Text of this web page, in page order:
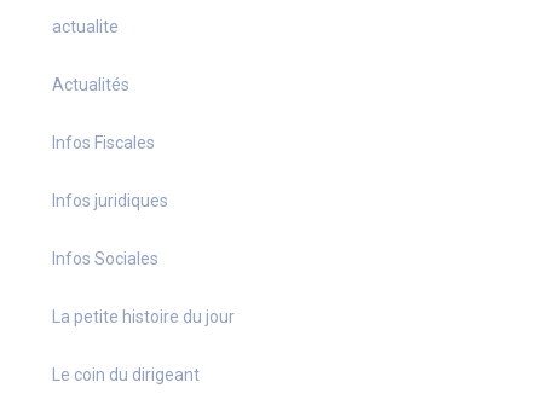
actualite
Actualités
Infos Fiscales
Infos juridiques
Infos Sociales
La petite histoire du jour
Le coin du dirigeant